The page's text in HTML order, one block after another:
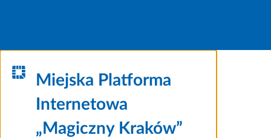
Miejska Platforma
Internetowa
„Magiczny Kraków”